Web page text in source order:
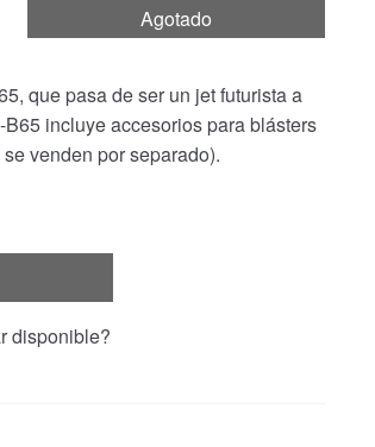
Agotado
que pasa de ser un jet futurista a
incluye accesorios para blásters
venden por separado).
disponible?